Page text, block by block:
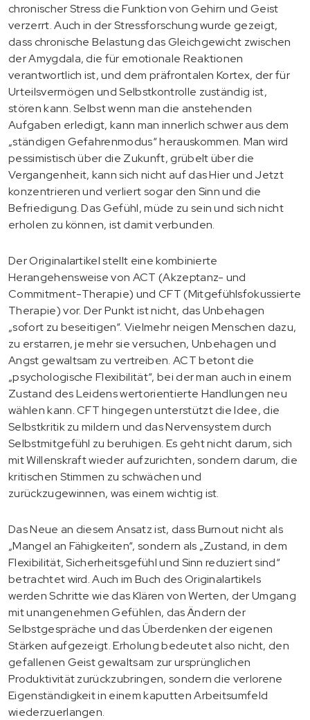
chronischer Stress die Funktion von Gehirn und Geist
verzerrt. Auch in der Stressforschung wurde gezeigt,
dass chronische Belastung das Gleichgewicht zwischen
der Amygdala, die für emotionale Reaktionen
verantwortlich ist, und dem präfrontalen Kortex, der für
Urteilsvermögen und Selbstkontrolle zuständig ist,
stören kann. Selbst wenn man die anstehenden
Aufgaben erledigt, kann man innerlich schwer aus dem
„ständigen Gefahrenmodus“ herauskommen. Man wird
pessimistisch über die Zukunft, grübelt über die
Vergangenheit, kann sich nicht auf das Hier und Jetzt
konzentrieren und verliert sogar den Sinn und die
Befriedigung. Das Gefühl, müde zu sein und sich nicht
erholen zu können, ist damit verbunden.
Der Originalartikel stellt eine kombinierte
Herangehensweise von ACT (Akzeptanz- und
Commitment-Therapie) und CFT (Mitgefühlsfokussierte
Therapie) vor. Der Punkt ist nicht, das Unbehagen
„sofort zu beseitigen“. Vielmehr neigen Menschen dazu,
zu erstarren, je mehr sie versuchen, Unbehagen und
Angst gewaltsam zu vertreiben. ACT betont die
„psychologische Flexibilität“, bei der man auch in einem
Zustand des Leidens wertorientierte Handlungen neu
wählen kann. CFT hingegen unterstützt die Idee, die
Selbstkritik zu mildern und das Nervensystem durch
Selbstmitgefühl zu beruhigen. Es geht nicht darum, sich
mit Willenskraft wieder aufzurichten, sondern darum, die
kritischen Stimmen zu schwächen und
zurückzugewinnen, was einem wichtig ist.
Das Neue an diesem Ansatz ist, dass Burnout nicht als
„Mangel an Fähigkeiten“, sondern als „Zustand, in dem
Flexibilität, Sicherheitsgefühl und Sinn reduziert sind“
betrachtet wird. Auch im Buch des Originalartikels
werden Schritte wie das Klären von Werten, der Umgang
mit unangenehmen Gefühlen, das Ändern der
Selbstgespräche und das Überdenken der eigenen
Stärken aufgezeigt. Erholung bedeutet also nicht, den
gefallenen Geist gewaltsam zur ursprünglichen
Produktivität zurückzubringen, sondern die verlorene
Eigenständigkeit in einem kaputten Arbeitsumfeld
wiederzuerlangen.